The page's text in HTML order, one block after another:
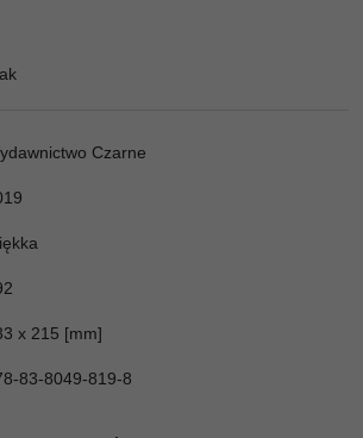
Czarne
x 215 [mm]
83-8049-819-8